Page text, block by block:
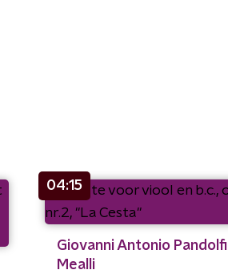
04:15
Giovanni Antonio Pandolfi
Mealli